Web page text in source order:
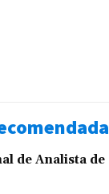
de Analista de